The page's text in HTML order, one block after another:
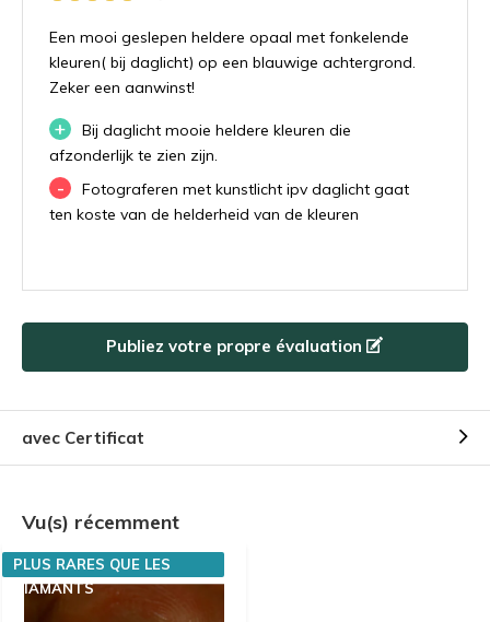
Een mooi geslepen heldere opaal met fonkelende
kleuren( bij daglicht) op een blauwige achtergrond.
Zeker een aanwinst!
+
Bij daglicht mooie heldere kleuren die
afzonderlijk te zien zijn.
-
Fotograferen met kunstlicht ipv daglicht gaat
ten koste van de helderheid van de kleuren
Publiez votre propre évaluation
avec Certificat
Vu(s) récemment
PLUS RARES QUE LES
DIAMANTS